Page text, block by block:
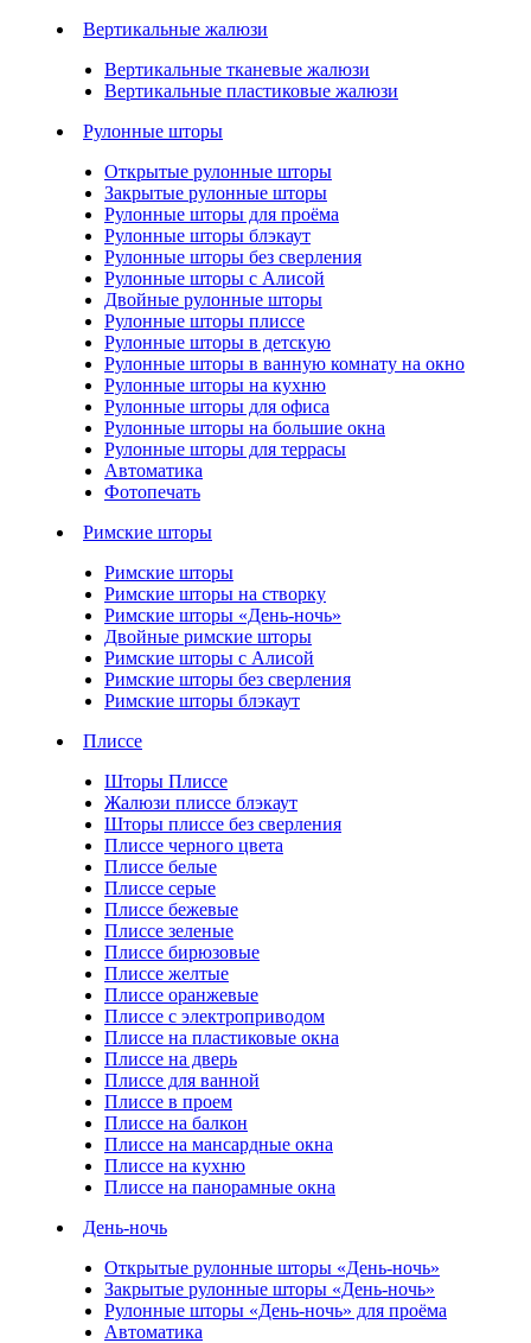
Вертикальные жалюзи
Вертикальные тканевые жалюзи
Вертикальные пластиковые жалюзи
Рулонные шторы
Открытые рулонные шторы
Закрытые рулонные шторы
Рулонные шторы для проёма
Рулонные шторы блэкаут
Рулонные шторы без сверления
Рулонные шторы с Алисой
Двойные рулонные шторы
Рулонные шторы плиссе
Рулонные шторы в детскую
Рулонные шторы в ванную комнату на окно
Рулонные шторы на кухню
Рулонные шторы для офиса
Рулонные шторы на большие окна
Рулонные шторы для террасы
Автоматика
Фотопечать
Римские шторы
Римские шторы
Римские шторы на створку
Римские шторы «День-ночь»
Двойные римские шторы
Римские шторы с Алисой
Римские шторы без сверления
Римские шторы блэкаут
Плиссе
Шторы Плиссе
Жалюзи плиссе блэкаут
Шторы плиссе без сверления
Плиссе черного цвета
Плиссе белые
Плиссе серые
Плиссе бежевые
Плиссе зеленые
Плиссе бирюзовые
Плиссе желтые
Плиссе оранжевые
Плиссе с электроприводом
Плиссе на пластиковые окна
Плиссе на дверь
Плиссе для ванной
Плиссе в проем
Плиссе на балкон
Плиссе на мансардные окна
Плиссе на кухню
Плиссе на панорамные окна
День-ночь
Открытые рулонные шторы «День-ночь»
Закрытые рулонные шторы «День-ночь»
Рулонные шторы «День-ночь» для проёма
Автоматика